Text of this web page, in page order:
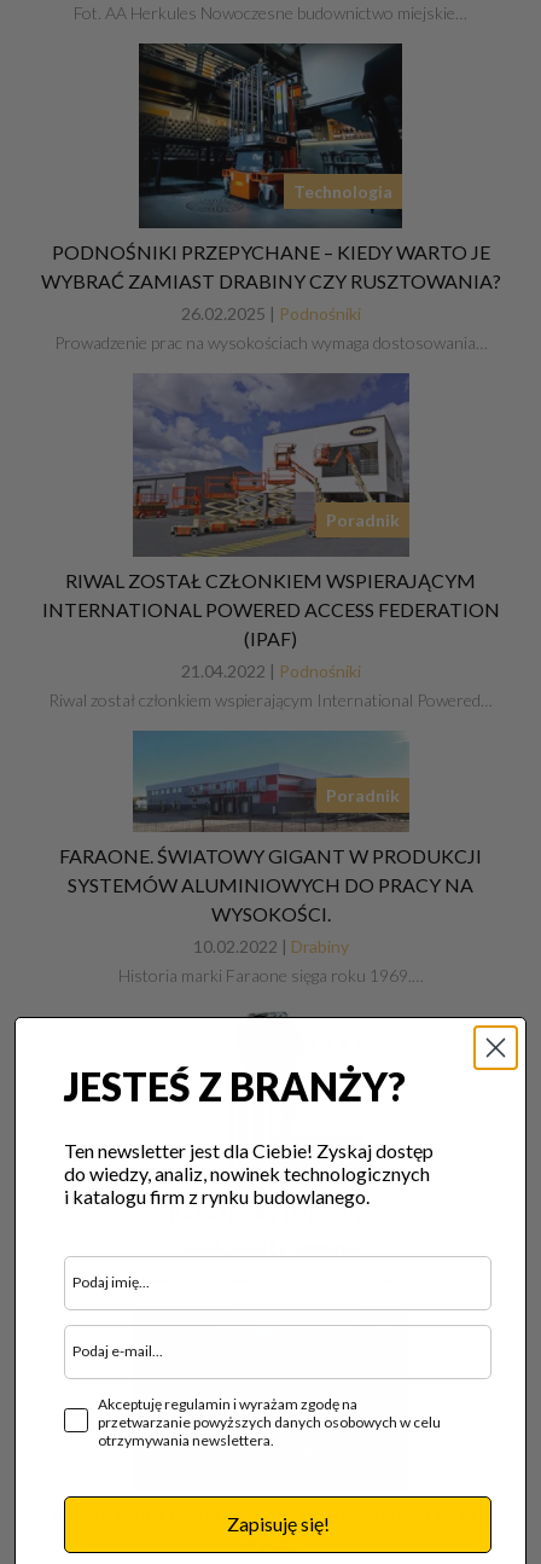
Fot. AA Herkules Nowoczesne budownictwo miejskie…
Technologia
PODNOŚNIKI PRZEPYCHANE – KIEDY WARTO JE
WYBRAĆ ZAMIAST DRABINY CZY RUSZTOWANIA?
26.02.2025 | Podnośniki
Prowadzenie prac na wysokościach wymaga dostosowania…
Poradnik
RIWAL ZOSTAŁ CZŁONKIEM WSPIERAJĄCYM
INTERNATIONAL POWERED ACCESS FEDERATION
(IPAF)
21.04.2022 |
Podnośniki
Riwal został członkiem wspierającym International Powered…
Poradnik
FARAONE. ŚWIATOWY GIGANT W PRODUKCJI
SYSTEMÓW ALUMINIOWYCH DO PRACY NA
WYSOKOŚCI.
10.02.2022 | Drabiny
Historia marki Faraone sięga roku 1969.…
Poradnik
BALANSERY LINKOWE
Jak uczynić pracę operatora łatwiejszą i…
RIWAL WPROWADZA PORTAL DLA KLIENTA “MY
JESTEŚ Z BRANŻY?
Ten newsletter jest dla Ciebie! Zyskaj dostęp
do wiedzy, analiz, nowinek technologicznych
i katalogu firm z rynku budowlanego.
Akceptuję regulamin i wyrażam zgodę na
przetwarzanie powyższych danych osobowych w celu
otrzymywania newslettera.
Zapisuję się!